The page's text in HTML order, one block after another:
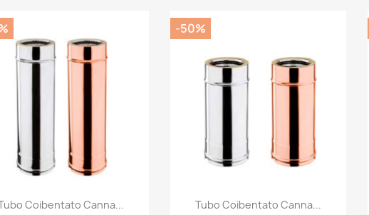
Anteprima
Coibentato Canna...
Anteprima
Tubo Coibentato Canna...
-50%